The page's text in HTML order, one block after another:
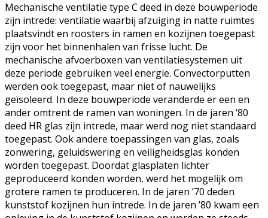
Mechanische ventilatie type C deed in deze bouwperiode
zijn intrede: ventilatie waarbij afzuiging in natte ruimtes
plaatsvindt en roosters in ramen en kozijnen toegepast
zijn voor het binnenhalen van frisse lucht. De
mechanische afvoerboxen van ventilatiesystemen uit
deze periode gebruiken veel energie. Convectorputten
werden ook toegepast, maar niet of nauwelijks
geïsoleerd. In deze bouwperiode veranderde er een en
ander omtrent de ramen van woningen. In de jaren ‘80
deed HR glas zijn intrede, maar werd nog niet standaard
toegepast. Ook andere toepassingen van glas, zoals
zonwering, geluidswering en veiligheidsglas konden
worden toegepast. Doordat glasplaten lichter
geproduceerd konden worden, werd het mogelijk om
grotere ramen te produceren. In de jaren ’70 deden
kunststof kozijnen hun intrede. In de jaren ’80 kwam een